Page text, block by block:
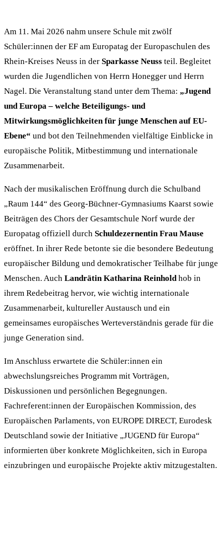
Am 11. Mai 2026 nahm unsere Schule mit zwölf
Schüler:innen der EF am Europatag der Europaschulen des
Rhein-Kreises Neuss in der Sparkasse Neuss teil. Begleitet
wurden die Jugendlichen von Herrn Honegger und Herrn
Nagel. Die Veranstaltung stand unter dem Thema: „Jugend
und Europa – welche Beteiligungs- und
Mitwirkungsmöglichkeiten für junge Menschen auf EU-
Ebene“ und bot den Teilnehmenden vielfältige Einblicke in
europäische Politik, Mitbestimmung und internationale
Zusammenarbeit.
Nach der musikalischen Eröffnung durch die Schulband
„Raum 144“ des Georg-Büchner-Gymnasiums Kaarst sowie
Beiträgen des Chors der Gesamtschule Norf wurde der
Europatag offiziell durch Schuldezernentin Frau Mause
eröffnet. In ihrer Rede betonte sie die besondere Bedeutung
europäischer Bildung und demokratischer Teilhabe für junge
Menschen. Auch Landrätin Katharina Reinholdhob in
ihrem Redebeitrag hervor, wie wichtig internationale
Zusammenarbeit, kultureller Austausch und ein
gemeinsames europäisches Werteverständnis gerade für die
junge Generation sind.
Im Anschluss erwartete die Schüler:innen ein
abwechslungsreiches Programm mit Vorträgen,
Diskussionen und persönlichen Begegnungen.
Fachreferent:innen der Europäischen Kommission, des
Europäischen Parlaments, von EUROPE DIRECT, Eurodesk
Deutschland sowie der Initiative „JUGEND für Europa“
informierten über konkrete Möglichkeiten, sich in Europa
einzubringen und europäische Projekte aktiv mitzugestalten.